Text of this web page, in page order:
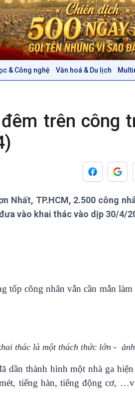
& Công nghệ Văn hoá & Du lịch
Vấn đề quốc tế
Hồ sơ sự kiện quốc tế
Multimedia
Ảnh
trên công
Nhất, TP.HCM, 2.500 công
vào khai thác vào dịp 30/4/
tốp công nhân vẫn cần mẫn
thác là một thách thức lớn -
dần thành hình một nhà ga
tiếng hàn, tiếng động cơ,